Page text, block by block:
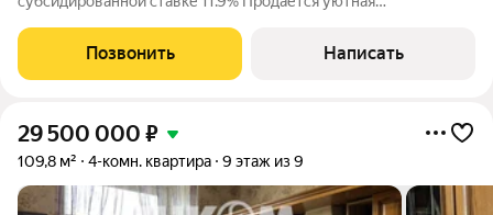
"Кварталы 21/19"! Площадь: 78 м Этаж: 10 из 21 Расположение:
Рязанский район, юго-восточный
Позвонить Написать
29 500 000 ₽
109,8 м² 4-комн. квартира 9 этаж из 9